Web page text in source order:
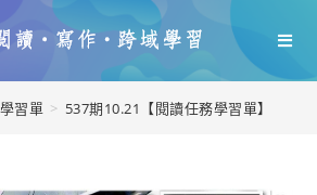
習單 > 537期10.21【閱讀任務學習單】